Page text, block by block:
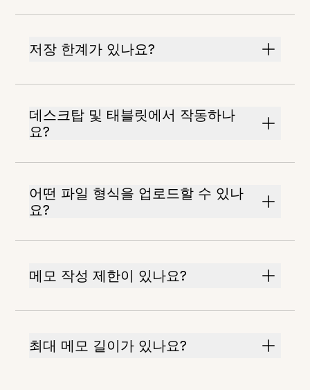
저장 한계가 있나요?
데스크탑 및 태블릿에서 작동하나
요?
어떤 파일 형식을 업로드할 수 있나
요?
메모 작성 제한이 있나요?
최대 메모 길이가 있나요?